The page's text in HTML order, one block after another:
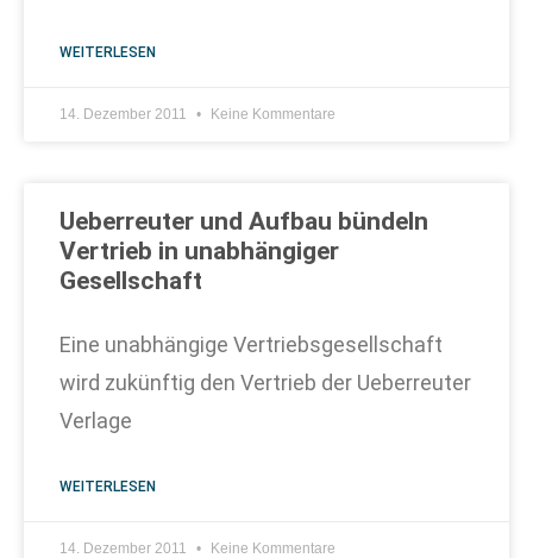
WEITERLESEN
14. Dezember 2011 Keine Kommentare
Ueberreuter und Aufbau bündeln
Vertrieb in unabhängiger
Gesellschaft
Eine unabhängige Vertriebsgesellschaft
wird zukünftig den Vertrieb der Ueberreuter
Verlage
WEITERLESEN
14. Dezember 2011 Keine Kommentare